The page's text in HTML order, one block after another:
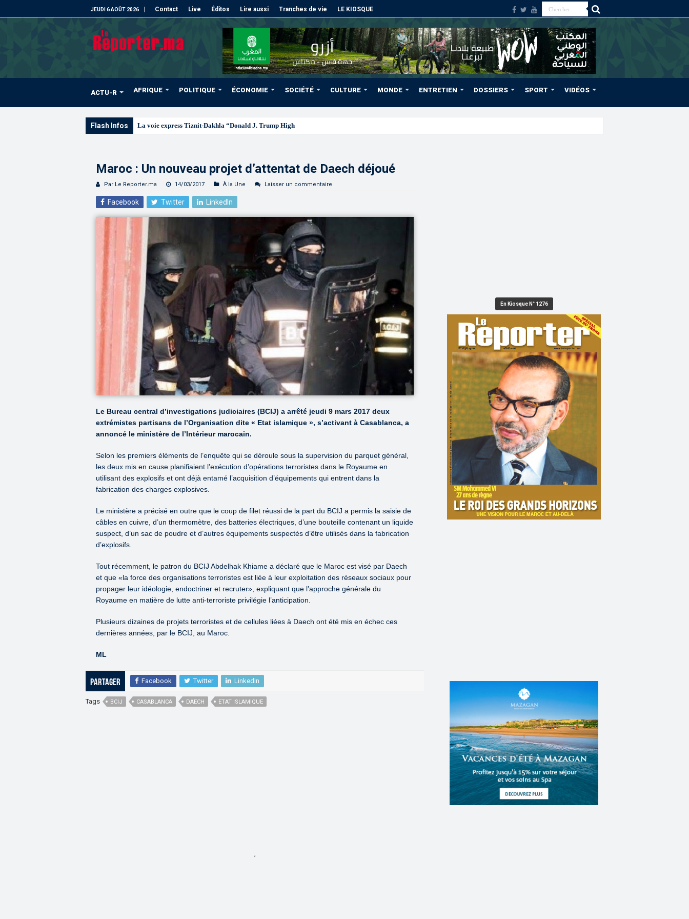
JEUDI 6 AOÛT 2026 Contact Live Éditos Lire aussi Tranches de vie LE KIOSQUE
ACTU-R AFRIQUE POLITIQUE ÉCONOMIE SOCIÉTÉ CULTURE MONDE ENTRETIEN DOSSIERS SPORT VIDÉOS
Flash Infos La voie express Tiznit-Dakhla “Donald J. Trump Highway”, une parfaite illustration de la grande
Maroc : Un nouveau projet d’attentat de Daech déjoué
Par Le Reporter.ma 14/03/2017 À la Une Laisser un commentaire
Facebook Twitter LinkedIn
Le Bureau central d’investigations judiciaires (BCIJ) a arrêté jeudi 9 mars 2017 deux
extrémistes partisans de l’Organisation dite « Etat islamique », s’activant à Casablanca, a
annoncé le ministère de l’Intérieur marocain.
Selon les premiers éléments de l’enquête qui se déroule sous la supervision du parquet général,
les deux mis en cause planifiaient l’exécution d’opérations terroristes dans le Royaume en
utilisant des explosifs et ont déjà entamé l’acquisition d’équipements qui entrent dans la
fabrication des charges explosives.
Le ministère a précisé en outre que le coup de filet réussi de la part du BCIJ a permis la saisie de
câbles en cuivre, d’un thermomètre, des batteries électriques, d’une bouteille contenant un liquide
suspect, d’un sac de poudre et d’autres équipements suspectés d’être utilisés dans la fabrication
d’explosifs.
Tout récemment, le patron du BCIJ Abdelhak Khiame a déclaré que le Maroc est visé par Daech
et que «la force des organisations terroristes est liée à leur exploitation des réseaux sociaux pour
propager leur idéologie, endoctriner et recruter», expliquant que l’approche générale du
Royaume en matière de lutte anti-terroriste privilégie l’anticipation.
Plusieurs dizaines de projets terroristes et de cellules liées à Daech ont été mis en échec ces
dernières années, par le BCIJ, au Maroc.
ML
Partager Facebook Twitter LinkedIn
Tags BCIJ CASABLANCA DAECH ETAT ISLAMIQUE
En Kiosque N° 1276